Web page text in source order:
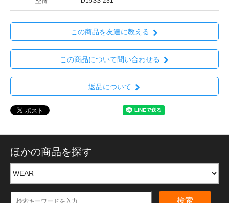
この商品を友達に教える
この商品について問い合わせる
返品について
ほかの商品を探す
検索